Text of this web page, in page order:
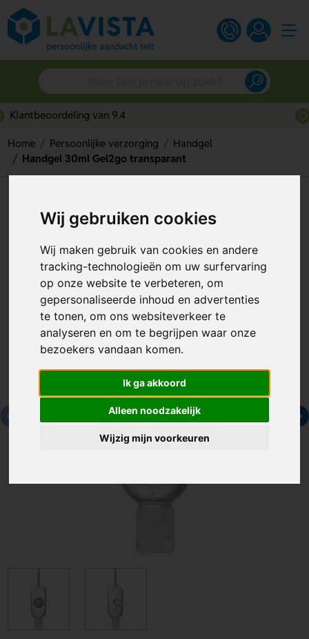
Wij gebruiken cookies
Wij maken gebruik van cookies en andere
tracking-technologieën om uw surfervaring
op onze website te verbeteren, om
gepersonaliseerde inhoud en advertenties
te tonen, om ons websiteverkeer te
analyseren en om te begrijpen waar onze
bezoekers vandaan komen.
Ik ga akkoord
Alleen noodzakelijk
Wijzig mijn voorkeuren
Snelle persoonlijke service
Home Persoonlijke verzorging
Handgel
Handgel 30ml Gel2go transparant
Handgel 30ml Gel2go
transparant
Artikelnummer: 274470